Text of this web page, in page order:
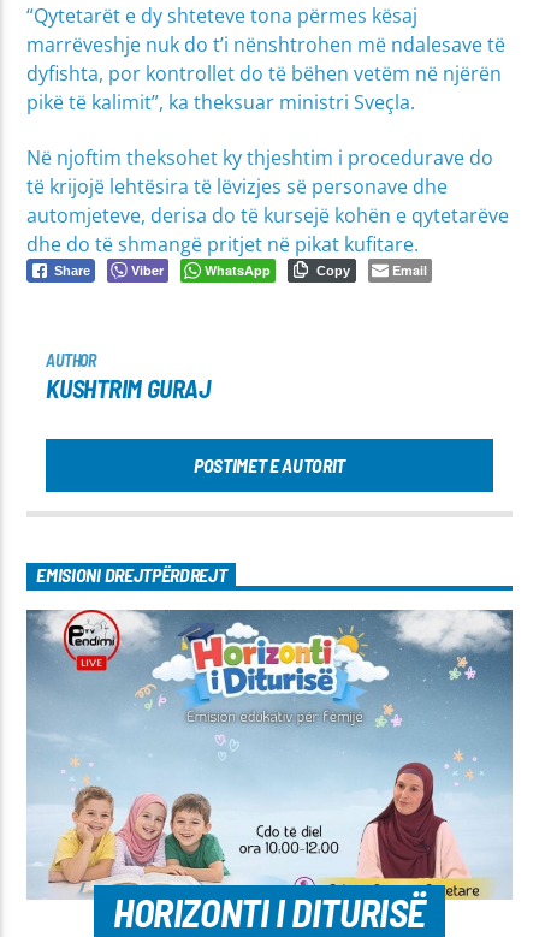
“Qytetarët e dy shteteve tona përmes kësaj
marrëveshje nuk do t’i nënshtrohen më ndalesave të
dyfishta, por kontrollet do të bëhen vetëm në njërën
pikë të kalimit”, ka theksuar ministri Sveçla.
Në njoftim theksohet ky thjeshtim i procedurave do
të krijojë lehtësira të lëvizjes së personave dhe
automjeteve, derisa do të kursejë kohën e qytetarëve
dhe do të shmangë pritjet në pikat kufitare.
Share Viber WhatsApp Copy Email
AUTHOR
KUSHTRIM GURAJ
POSTIMET E AUTORIT
EMISIONI DREJTPËRDREJT
HORIZONTI I DITURISË